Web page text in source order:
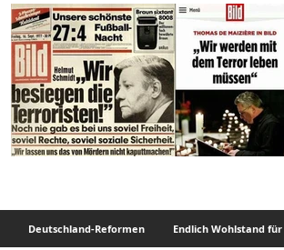
Deutschland-Reformen Endlich Wohlstand